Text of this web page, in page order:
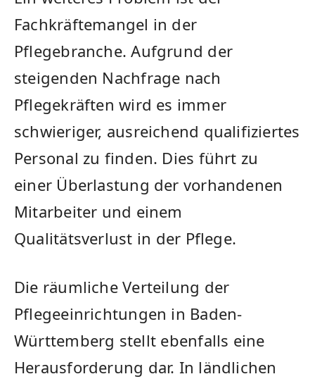
Fachkräftemangel in der
Pflegebranche. Aufgrund der
steigenden Nachfrage nach
Pflegekräften wird es immer
schwieriger, ausreichend qualifiziertes
‍Personal zu finden. Dies führt zu
einer Überlastung der vorhandenen
Mitarbeiter und einem⁤
Qualitätsverlust in ⁤der Pflege.
Die räumliche Verteilung der
Pflegeeinrichtungen ​in Baden-
Württemberg stellt ⁣ebenfalls eine
Herausforderung dar. In ländlichen